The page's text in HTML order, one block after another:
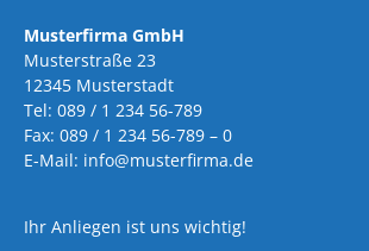
Musterfirma GmbH
Musterstraße 23
12345 Musterstadt
Tel: 089 / 1 234 56-789
Fax: 089 / 1 234 56-789 – 0
E-Mail: info@musterfirma.de
Ihr Anliegen ist uns wichtig!